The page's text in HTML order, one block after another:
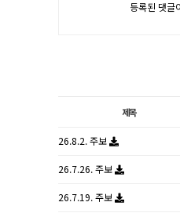
등록된 댓글
제목
26.8.2. 주보
26.7.26. 주보
26.7.19. 주보